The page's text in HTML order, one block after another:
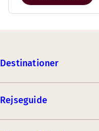
Destinationer
Rejseguide